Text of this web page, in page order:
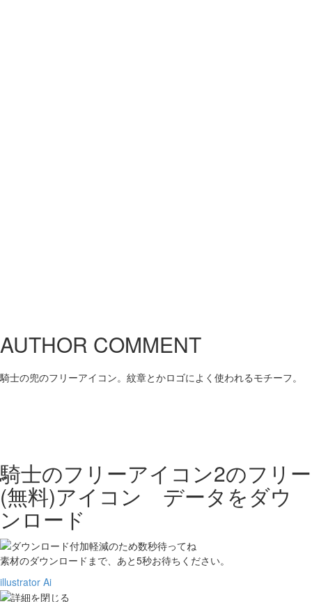
AUTHOR COMMENT
騎士の兜のフリーアイコン。紋章とかロゴによく使われるモチーフ。
騎士のフリーアイコン2のフリー
(無料)アイコン データをダウ
ンロード
素材のダウンロードまで、あと5秒お待ちください。
illustrator Ai